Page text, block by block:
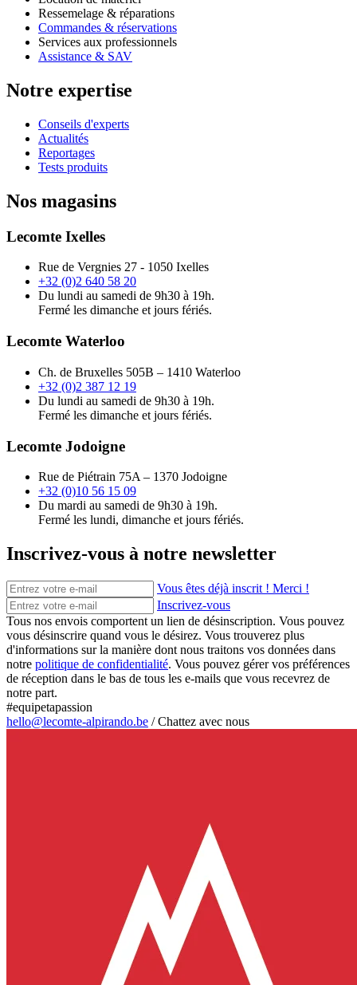
Ressemelage & réparations
Commandes & réservations
Services aux professionnels
Assistance & SAV
Notre expertise
Conseils d'experts
Actualités
Reportages
Tests produits
Nos magasins
Lecomte Ixelles
Rue de Vergnies 27 - 1050 Ixelles
+32 (0)2 640 58 20
Du lundi au samedi de 9h30 à 19h.
Fermé les dimanche et jours fériés.
Lecomte Waterloo
Ch. de Bruxelles 505B – 1410 Waterloo
+32 (0)2 387 12 19
Du lundi au samedi de 9h30 à 19h.
Fermé les dimanche et jours fériés.
Lecomte Jodoigne
Rue de Piétrain 75A – 1370 Jodoigne
+32 (0)10 56 15 09
Du mardi au samedi de 9h30 à 19h.
Fermé les lundi, dimanche et jours fériés.
Inscrivez-vous à notre newsletter
Vous êtes déjà inscrit ! Merci !
Inscrivez-vous
Tous nos envois comportent un lien de désinscription. Vous pouvez
vous désinscrire quand vous le désirez. Vous trouverez plus
d'informations sur la manière dont nous traitons vos données dans
notre politique de confidentialité. Vous pouvez gérer vos préférences
de réception dans le bas de tous les e-mails que vous recevrez de
notre part.
#equipetapassion
hello@lecomte-alpirando.be /Chattez avec nous